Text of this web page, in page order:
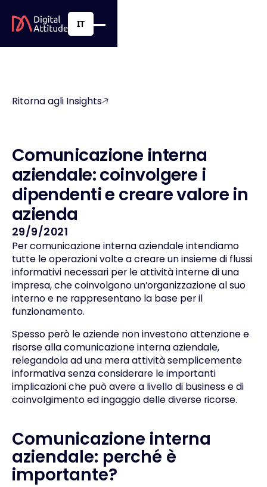
IT
Ritorna agli Insights
Comunicazione interna
aziendale:coinvolgere i
dipendentie crearevalore in
azienda
29/9/2021
Per comunicazione interna aziendale intendiamo
tutte le operazioni volte a creare un insieme di flussi
informativi necessari per le attività interne di una
impresa, che coinvolgono un’organizzazione al suo
interno e ne rappresentano la base per il
funzionamento.
Spesso però le aziende non investono attenzione e
risorse alla comunicazione interna aziendale,
relegandola ad una mera attività semplicemente
informativa senza considerare le importanti
implicazioni che può avere a livello di business e di
coinvolgimento ed ingaggio delle diverse ricorse.
Comunicazione interna
aziendale: perché è
importante?